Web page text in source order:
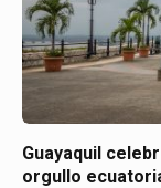
Guayaquil
orgullo